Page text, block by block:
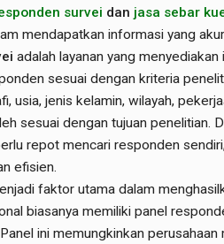
survei dan jasa sebar
mendapatkan informasi yang
adalah layanan yang
sesuai dengan kriteria
usia, jenis kelamin, wilayah,
sesuai dengan tujuan penelitian.
repot mencari responden
efisien.
faktor utama dalam
biasanya memiliki panel
ini memungkinkan